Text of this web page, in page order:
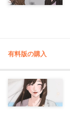
有料版の購入